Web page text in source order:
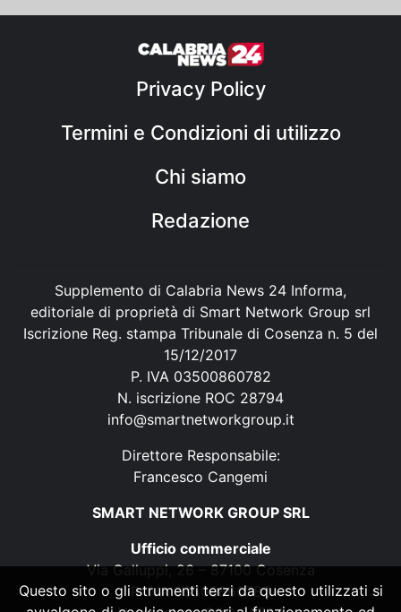
Privacy Policy
Termini e Condizioni di utilizzo
Chi siamo
Redazione
Supplemento di Calabria News 24 Informa,
editoriale di proprietà di Smart Network Group srl
Iscrizione Reg. stampa Tribunale di Cosenza n. 5 del
15/12/2017
P. IVA 03500860782
N. iscrizione ROC 28794
info@smartnetworkgroup.it
Direttore Responsabile:
Francesco Cangemi
SMART NETWORK GROUP SRL
Ufficio commerciale
Via Galluppi, 26 – 87100 Cosenza
P. IVA 03500860782
Questo sito o gli strumenti terzi da questo utilizzati si